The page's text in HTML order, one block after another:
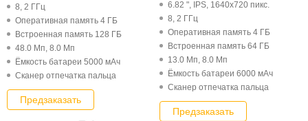
8, 2 ГГц
Оперативная память 4 ГБ
Встроенная память 128 ГБ
48.0 Мп, 8.0 Мп
Ёмкость батареи 5000 мАч
Cканер отпечатка пальца
Предзаказать
6.82 ", IPS, 1640x720 пикс.
8, 2 ГГц
Оперативная память 4 ГБ
Встроенная память 64 ГБ
13.0 Мп, 8.0 Мп
Ёмкость батареи 6000 мАч
Cканер отпечатка пальца
Предзаказать